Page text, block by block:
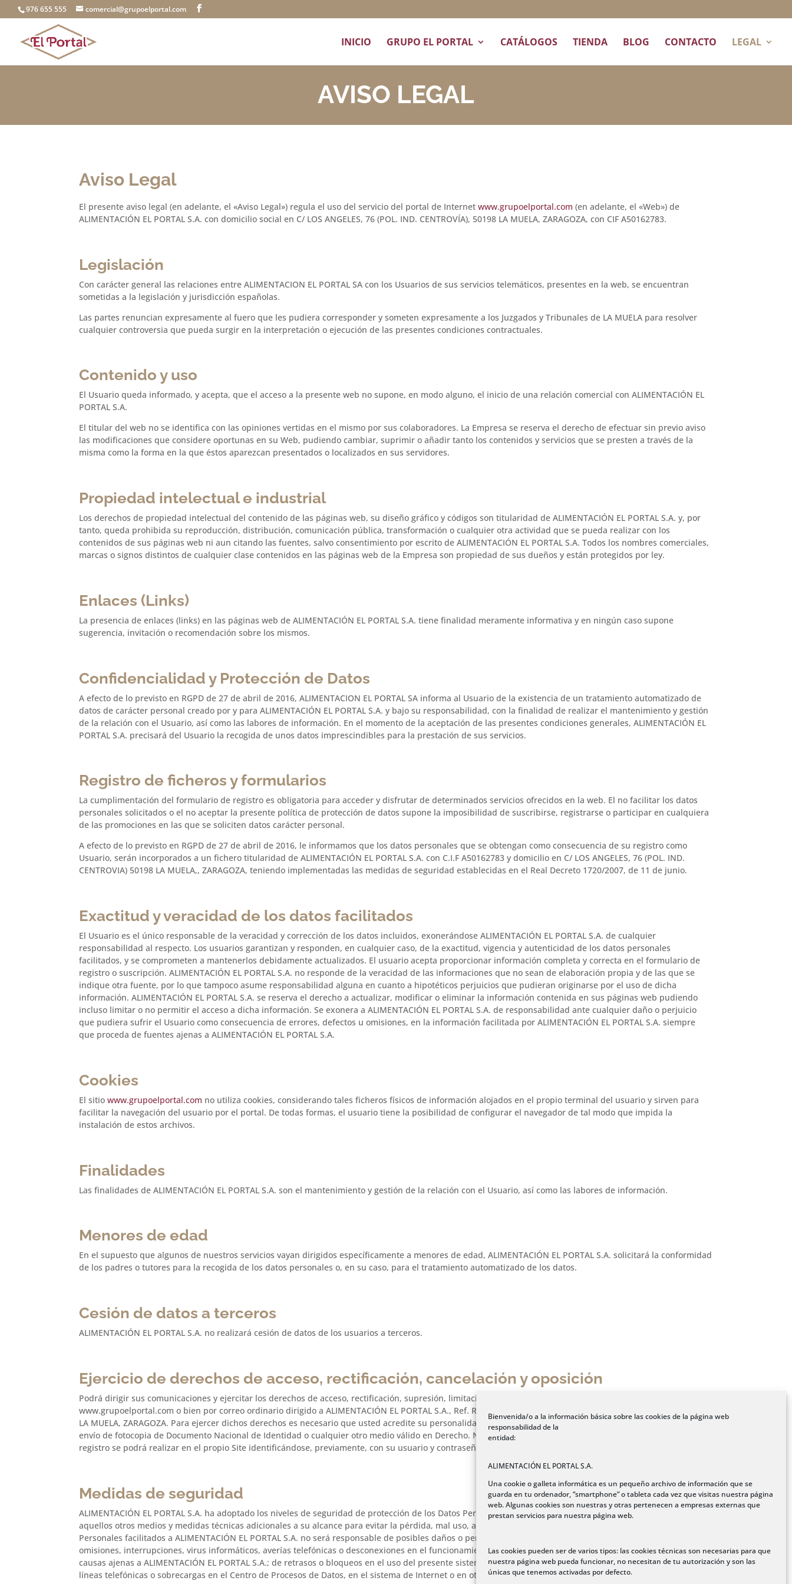
Bienvenida/o a la información básica sobre las cookies de la página web
responsabilidad de la
entidad:
ALIMENTACIÓN EL PORTAL S.A.
Una cookie o galleta informática es un pequeño archivo de información que se
guarda en tu ordenador, “smartphone” o tableta cada vez que visitas nuestra página
web. Algunas cookies son nuestras y otras pertenecen a empresas externas que
prestan servicios para nuestra página web.
Las cookies pueden ser de varios tipos: las cookies técnicas son necesarias para que
nuestra página web pueda funcionar, no necesitan de tu autorización y son las
únicas que tenemos activadas por defecto.
976 655 555 comercial@grupoelportal.com
INICIO GRUPO EL PORTAL CATÁLOGOS TIENDA BLOG CONTACTO LEGAL
AVISO LEGAL
Aviso Legal
El presente aviso legal (en adelante, el «Aviso Legal») regula el uso del servicio del portal de Internetwww.grupoelportal.com (en adelante, el «Web») de
ALIMENTACIÓN EL PORTAL S.A. con domicilio social en C/ LOS ANGELES, 76 (POL. IND. CENTROVÍA), 50198 LA MUELA, ZARAGOZA, con CIF A50162783.
Legislación
Con carácter general las relaciones entre ALIMENTACION EL PORTAL SA con los Usuarios de sus servicios telemáticos, presentes en la web, se encuentran
sometidas a la legislación y jurisdicción españolas.
Las partes renuncian expresamente al fuero que les pudiera corresponder y someten expresamente a los Juzgados y Tribunales de LA MUELA para resolver
cualquier controversia que pueda surgir en la interpretación o ejecución de las presentes condiciones contractuales.
Contenido y uso
El Usuario queda informado, y acepta, que el acceso a la presente web no supone, en modo alguno, el inicio de una relación comercial con ALIMENTACIÓN EL
PORTAL S.A.
El titular del web no se identifica con las opiniones vertidas en el mismo por sus colaboradores. La Empresa se reserva el derecho de efectuar sin previo aviso
las modificaciones que considere oportunas en su Web, pudiendo cambiar, suprimir o añadir tanto los contenidos y servicios que se presten a través de la
misma como la forma en la que éstos aparezcan presentados o localizados en sus servidores.
Propiedad intelectual e industrial
Los derechos de propiedad intelectual del contenido de las páginas web, su diseño gráfico y códigos son titularidad de ALIMENTACIÓN EL PORTAL S.A. y, por
tanto, queda prohibida su reproducción, distribución, comunicación pública, transformación o cualquier otra actividad que se pueda realizar con los
contenidos de sus páginas web ni aun citando las fuentes, salvo consentimiento por escrito de ALIMENTACIÓN EL PORTAL S.A. Todos los nombres comerciales,
marcas o signos distintos de cualquier clase contenidos en las páginas web de la Empresa son propiedad de sus dueños y están protegidos por ley.
Enlaces (Links)
La presencia de enlaces (links) en las páginas web de ALIMENTACIÓN EL PORTAL S.A. tiene finalidad meramente informativa y en ningún caso supone
sugerencia, invitación o recomendación sobre los mismos.
Confidencialidad y Protección de Datos
A efecto de lo previsto en RGPD de 27 de abril de 2016, ALIMENTACION EL PORTAL SA informa al Usuario de la existencia de un tratamiento automatizado de
datos de carácter personal creado por y para ALIMENTACIÓN EL PORTAL S.A. y bajo su responsabilidad, con la finalidad de realizar el mantenimiento y gestión
de la relación con el Usuario, así como las labores de información. En el momento de la aceptación de las presentes condiciones generales, ALIMENTACIÓN EL
PORTAL S.A. precisará del Usuario la recogida de unos datos imprescindibles para la prestación de sus servicios.
Registro de ficheros y formularios
La cumplimentación del formulario de registro es obligatoria para acceder y disfrutar de determinados servicios ofrecidos en la web. El no facilitar los datos
personales solicitados o el no aceptar la presente política de protección de datos supone la imposibilidad de suscribirse, registrarse o participar en cualquiera
de las promociones en las que se soliciten datos carácter personal.
A efecto de lo previsto en RGPD de 27 de abril de 2016, le informamos que los datos personales que se obtengan como consecuencia de su registro como
Usuario, serán incorporados a un fichero titularidad de ALIMENTACIÓN EL PORTAL S.A. con C.I.F A50162783 y domicilio en C/ LOS ANGELES, 76 (POL. IND.
CENTROVIA) 50198 LA MUELA,, ZARAGOZA, teniendo implementadas las medidas de seguridad establecidas en el Real Decreto 1720/2007, de 11 de junio.
Exactitud y veracidad de los datos facilitados
El Usuario es el único responsable de la veracidad y corrección de los datos incluidos, exonerándose ALIMENTACIÓN EL PORTAL S.A. de cualquier
responsabilidad al respecto. Los usuarios garantizan y responden, en cualquier caso, de la exactitud, vigencia y autenticidad de los datos personales
facilitados, y se comprometen a mantenerlos debidamente actualizados. El usuario acepta proporcionar información completa y correcta en el formulario de
registro o suscripción. ALIMENTACIÓN EL PORTAL S.A. no responde de la veracidad de las informaciones que no sean de elaboración propia y de las que se
indique otra fuente, por lo que tampoco asume responsabilidad alguna en cuanto a hipotéticos perjuicios que pudieran originarse por el uso de dicha
información. ALIMENTACIÓN EL PORTAL S.A. se reserva el derecho a actualizar, modificar o eliminar la información contenida en sus páginas web pudiendo
incluso limitar o no permitir el acceso a dicha información. Se exonera a ALIMENTACIÓN EL PORTAL S.A. de responsabilidad ante cualquier daño o perjuicio
que pudiera sufrir el Usuario como consecuencia de errores, defectos u omisiones, en la información facilitada por ALIMENTACIÓN EL PORTAL S.A. siempre
que proceda de fuentes ajenas a ALIMENTACIÓN EL PORTAL S.A.
Cookies
El sitiowww.grupoelportal.com no utiliza cookies, considerando tales ficheros físicos de información alojados en el propio terminal del usuario y sirven para
facilitar la navegación del usuario por el portal. De todas formas, el usuario tiene la posibilidad de configurar el navegador de tal modo que impida la
instalación de estos archivos.
Finalidades
Las finalidades de ALIMENTACIÓN EL PORTAL S.A. son el mantenimiento y gestión de la relación con el Usuario, así como las labores de información.
Menores de edad
En el supuesto que algunos de nuestros servicios vayan dirigidos específicamente a menores de edad, ALIMENTACIÓN EL PORTAL S.A. solicitará la conformidad
de los padres o tutores para la recogida de los datos personales o, en su caso, para el tratamiento automatizado de los datos.
Cesión de datos a terceros
ALIMENTACIÓN EL PORTAL S.A. no realizará cesión de datos de los usuarios a terceros.
Ejercicio de derechos de acceso, rectificación, cancelación y oposición
Podrá dirigir sus comunicaciones y ejercitar los derechos de acceso, rectificación, supresión, limitación, portabilidad y oposición en la dirección de Internet a
www.grupoelportal.com o bien por correo ordinario dirigido a ALIMENTACIÓN EL PORTAL S.A., Ref. RGPD, en C/ LOS ANGELES, 76 (POL. IND. CENTROVÍA), 50198
LA MUELA, ZARAGOZA. Para ejercer dichos derechos es necesario que usted acredite su personalidad frente a ALIMENTACIÓN EL PORTAL S.A. mediante el
envío de fotocopia de Documento Nacional de Identidad o cualquier otro medio válido en Derecho. No obstante, la modificación o rectificación de sus datos de
registro se podrá realizar en el propio Site identificándose, previamente, con su usuario y contraseña.
Medidas de seguridad
ALIMENTACIÓN EL PORTAL S.A. ha adoptado los niveles de seguridad de protección de los Datos Personales legalmente requeridos, y procuran instalar
aquellos otros medios y medidas técnicas adicionales a su alcance para evitar la pérdida, mal uso, alteración, acceso no autorizado y robo de los Datos
Personales facilitados a ALIMENTACIÓN EL PORTAL S.A. no será responsable de posibles daños o perjuicios que se pudieran derivar de interferencias,
omisiones, interrupciones, virus informáticos, averías telefónicas o desconexiones en el funcionamiento operativo de este sistema electrónico, motivadas por
causas ajenas a ALIMENTACIÓN EL PORTAL S.A.; de retrasos o bloqueos en el uso del presente sistema electrónico causados por deficiencias o sobrecargas de
líneas telefónicas o sobrecargas en el Centro de Procesos de Datos, en el sistema de Internet o en otros sistemas electrónicos, así como de daños que puedan